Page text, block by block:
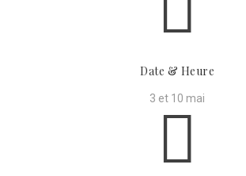
Date & Heure
3 et 10 mai